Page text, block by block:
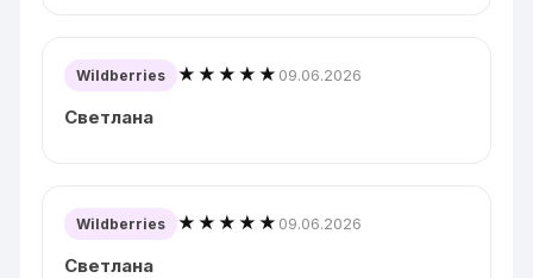
Wildberries ★★★★★ 09.06.2026
Светлана
Wildberries ★★★★★ 09.06.2026
Светлана